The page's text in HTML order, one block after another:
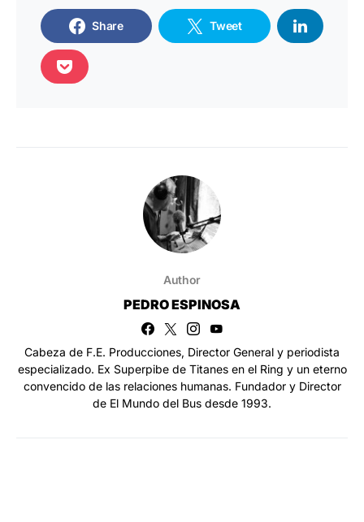
Share Tweet
Author
PEDRO ESPINOSA
Cabeza de F.E. Producciones, Director General y periodista
especializado. Ex Superpibe de Titanes en el Ring y un eterno
convencido de las relaciones humanas. Fundador y Director
de El Mundo del Bus desde 1993.